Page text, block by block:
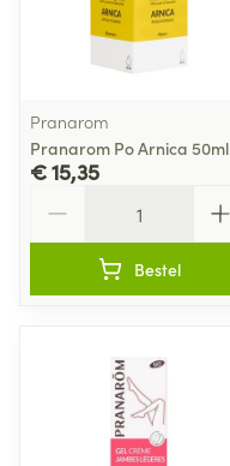
Pranarom
Pranarom Po Arnica 50ml
€ 15,35
Bestel